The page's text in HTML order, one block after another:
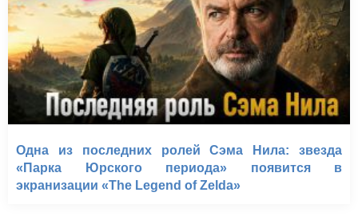
Одна из последних ролей Сэма Нила: звезда
«Парка Юрского периода» появится в
экранизации «The Legend of Zelda»